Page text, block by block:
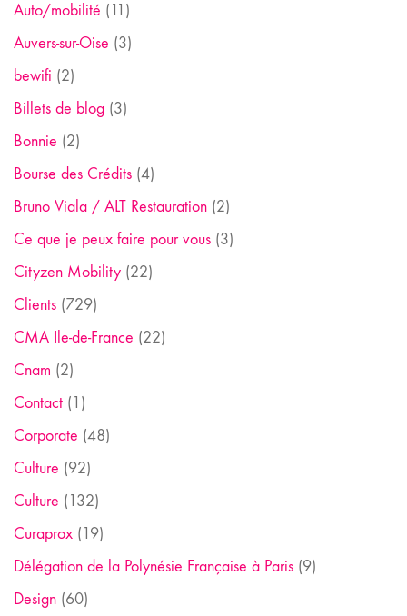
Auto/mobilité (11)
Auvers-sur-Oise (3)
bewifi (2)
Billets de blog (3)
Bonnie (2)
Bourse des Crédits (4)
Bruno Viala / ALT Restauration (2)
Ce que je peux faire pour vous (3)
Cityzen Mobility (22)
Clients (729)
CMA Ile-de-France (22)
Cnam (2)
Contact (1)
Corporate (48)
Culture (92)
Culture (132)
Curaprox (19)
Délégation de la Polynésie Française à Paris (9)
Design (60)